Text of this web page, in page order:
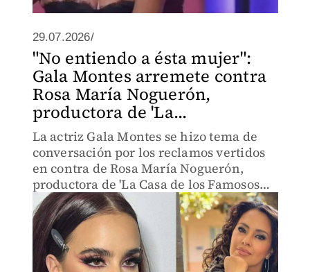
29.07.2026/
"No entiendo a ésta mujer":
Gala Montes arremete contra
Rosa María Noguerón,
productora de 'La...
La actriz Gala Montes se hizo tema de
conversación por los reclamos vertidos
en contra de Rosa María Noguerón,
productora de 'La Casa de los Famosos
México'.